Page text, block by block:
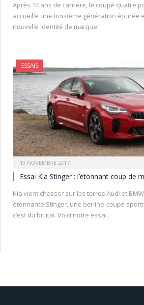
Après 14 ans de carrière, le coupé quatre
accueille une troisième génération épurée
nouvelle identité de marque.
ESSAIS
19 NOVEMBRE 2017
Essai Kia Stinger : l’étonnant coup de
Kia vient chasser sur les terres Audi et
étonnante Stinger, une berline-coupé
c’est du brutal. Voici notre essai.